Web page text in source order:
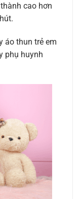
cao hơn
áo thun trẻ em
phụ huynh